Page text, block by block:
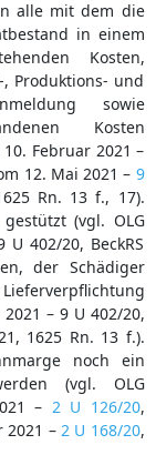
alle mit dem die
in einem
Kosten,
Produktions- und
sowie
Kosten
Februar 2021 –
12. Mai 2021 – 9
Rn. 13 f., 17).
(vgl. OLG
402/20, BeckRS
der Schädiger
– 9 U 402/20,
1625 Rn. 13 f.).
noch ein
(vgl. OLG
– 2 U 126/20,
2021 – 2 U 168/20,